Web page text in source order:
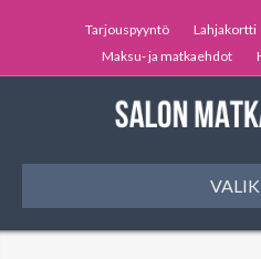
Tarjouspyyntö Lahjakortti
Maksu- ja matkaehdot